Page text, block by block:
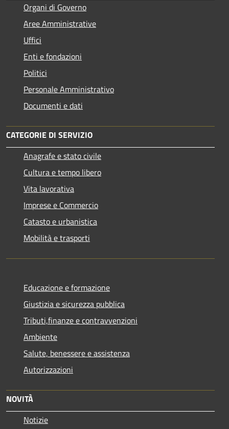
Organi di Governo
Aree Amministrative
Uffici
Enti e fondazioni
Politici
Personale Amministrativo
Documenti e dati
CATEGORIE DI SERVIZIO
Anagrafe e stato civile
Cultura e tempo libero
Vita lavorativa
Imprese e Commercio
Catasto e urbanistica
Mobilità e trasporti
Educazione e formazione
Giustizia e sicurezza pubblica
Tributi,finanze e contravvenzioni
Ambiente
Salute, benessere e assistenza
Autorizzazioni
NOVITÀ
Notizie